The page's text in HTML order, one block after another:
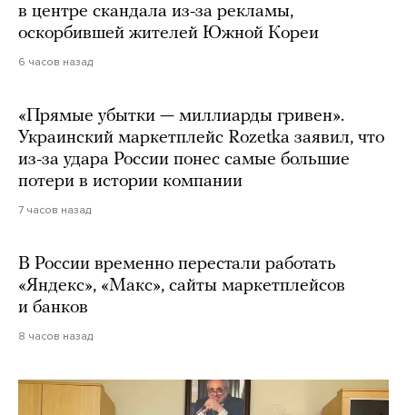
в центре скандала из-за рекламы,
оскорбившей жителей Южной Кореи
6 часов назад
«Прямые убытки — миллиарды гривен».
Украинский маркетплейс Rozetka заявил, что
из-за удара России понес самые большие
потери в истории компании
7 часов назад
В России временно перестали работать
«Яндекс», «Макс», сайты маркетплейсов
и банков
8 часов назад